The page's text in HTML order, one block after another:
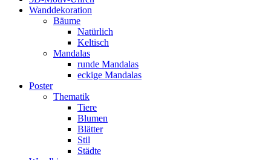
Wanddekoration
Bäume
Natürlich
Keltisch
Mandalas
runde Mandalas
eckige Mandalas
Poster
Thematik
Tiere
Blumen
Blätter
Stil
Städte